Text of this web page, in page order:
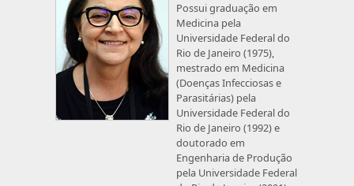
Possui graduação em
Medicina pela
Universidade Federal do
Rio de Janeiro (1975),
mestrado em Medicina
(Doenças Infecciosas e
Parasitárias) pela
Universidade Federal do
Rio de Janeiro (1992) e
doutorado em
Engenharia de Produção
pela Universidade Federal